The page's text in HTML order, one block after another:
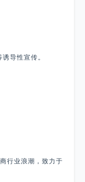
导性宣传。
行业浪潮，致力于